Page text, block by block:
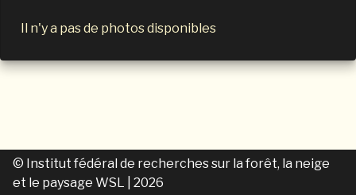
Il n'y a pas de photos disponibles
© Institut fédéral de recherches sur la forêt, la neige
et le paysage WSL
| 2026